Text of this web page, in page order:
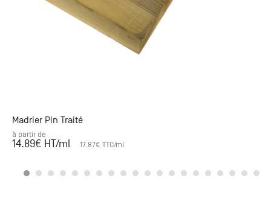
Madrier Pin Traité
à partir de
14.89€ HT/ml 17.87€ TTC/ml